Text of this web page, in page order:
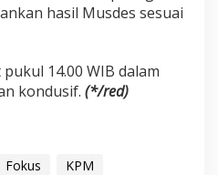
hasil Musdes sesuai
14.00 WIB dalam
kondusif. (*/red)
Fokus
KPM